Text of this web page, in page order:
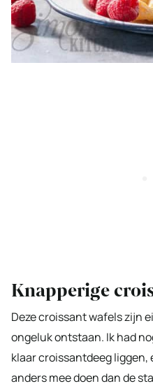
Knapperige
Deze croissant wafels zijn
ongeluk ontstaan. Ik had
klaar croissantdeeg liggen,
anders mee doen dan de